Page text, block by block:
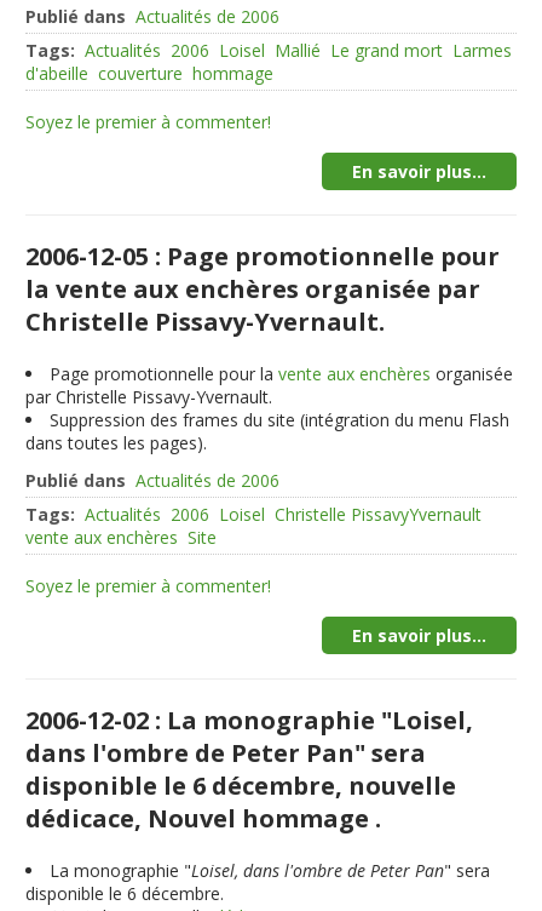
Publié dans Actualités de 2006
Tags: Actualités 2006 Loisel Mallié Le grand mort Larmes
d'abeille couverture hommage
Soyez le premier à commenter!
En savoir plus...
2006-12-05 : Page promotionnelle pour
la vente aux enchères organisée par
Christelle Pissavy-Yvernault.
Page promotionnelle pour lavente aux enchères organisée
par Christelle Pissavy-Yvernault.
Suppression des frames du site (intégration du menu Flash
dans toutes les pages).
Publié dans Actualités de 2006
Tags: Actualités 2006 Loisel Christelle PissavyYvernault
vente aux enchères Site
Soyez le premier à commenter!
En savoir plus...
2006-12-02 : La monographie "Loisel,
dans l'ombre de Peter Pan" sera
disponible le 6 décembre, nouvelle
dédicace, Nouvel hommage .
La monographie "Loisel, dans l'ombre de Peter Pan" sera
disponible le 6 décembre.